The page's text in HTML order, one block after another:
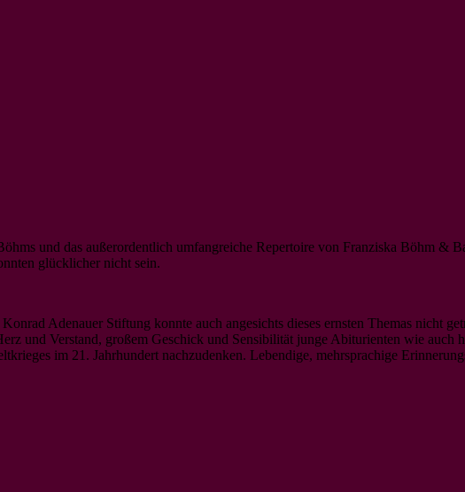
und das außerordentlich umfangreiche Repertoire von Franziska Böhm &
glücklicher nicht sein.
Adenauer Stiftung konnte auch angesichts dieses ernsten Themas nicht
und Verstand, großem Geschick und Sensibilität junge Abiturienten wie auch
im 21. Jahrhundert nachzudenken. Lebendige, mehrsprachige